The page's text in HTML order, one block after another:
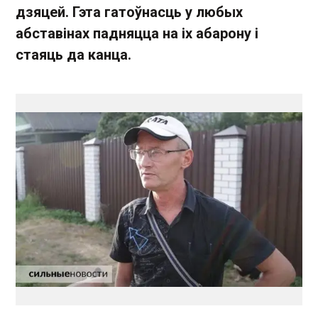
дзяцей. Гэта гатоўнасць у любых
абставінах падняцца на іх абарону і
стаяць да канца.